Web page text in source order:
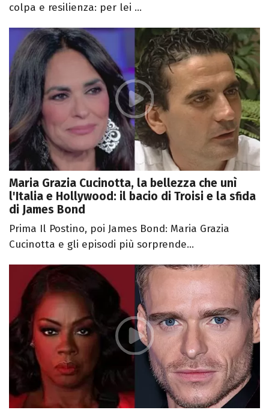
colpa e resilienza: per lei ...
Maria Grazia Cucinotta, la bellezza che unì
l'Italia e Hollywood: il bacio di Troisi e la sfida
di James Bond
Prima Il Postino, poi James Bond: Maria Grazia
Cucinotta e gli episodi più sorprende...